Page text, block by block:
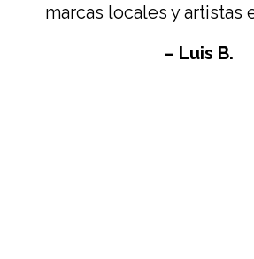
marcas locales y artistas
– Luis B.